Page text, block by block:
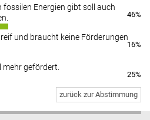
Energien gibt soll auch
46%
und braucht keine Förderungen
16%
mehr gefördert.
25%
zurück zur Abstimmung